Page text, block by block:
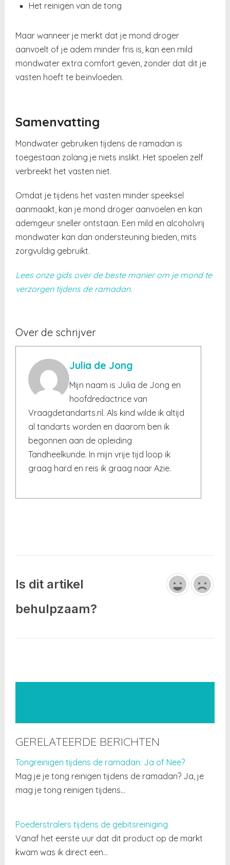
Het reinigen van de tong
Maar wanneer je merkt dat je mond droger
aanvoelt of je adem minder fris is, kan een mild
mondwater extra comfort geven, zonder dat dit je
vasten hoeft te beïnvloeden.
Samenvatting
Mondwater gebruiken tijdens de ramadan is
toegestaan zolang je niets inslikt. Het spoelen zelf
verbreekt het vasten niet.
Omdat je tijdens het vasten minder speeksel
aanmaakt, kan je mond droger aanvoelen en kan
ademgeur sneller ontstaan. Een mild en alcoholvrij
mondwater kan dan ondersteuning bieden, mits
zorgvuldig gebruikt.
Lees onze gids over de beste manier om je mond te
verzorgen tijdens de ramadan.
Over de schrijver
Julia de Jong
Mijn naam is Julia de Jong en
hoofdredactrice van
Vraagdetandarts.nl. Als kind wilde ik altijd
al tandarts worden en daarom ben ik
begonnen aan de opleiding
Tandheelkunde. In mijn vrije tijd loop ik
graag hard en reis ik graag naar Azie.
Is dit artikel
behulpzaam?
GERELATEERDE BERICHTEN
Tongreinigen tijdens de ramadan: Ja of Nee?
Mag je je tong reinigen tijdens de ramadan? Ja, je
mag je tong reinigen tijdens…
Poederstralers tijdens de gebitsreiniging
Vanaf het eerste uur dat dit product op de markt
kwam was ik direct een…